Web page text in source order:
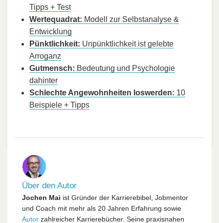
Tipps + Test
Wertequadrat: Modell zur Selbstanalyse &
Entwicklung
Pünktlichkeit: Unpünktlichkeit ist gelebte
Arroganz
Gutmensch: Bedeutung und Psychologie
dahinter
Schlechte Angewohnheiten loswerden: 10
Beispiele + Tipps
Über den Autor
Jochen Mai ist Gründer der Karrierebibel, Jobmentor
und Coach mit mehr als 20 Jahren Erfahrung sowie
Autor zahlreicher Karrierebücher. Seine praxisnahen